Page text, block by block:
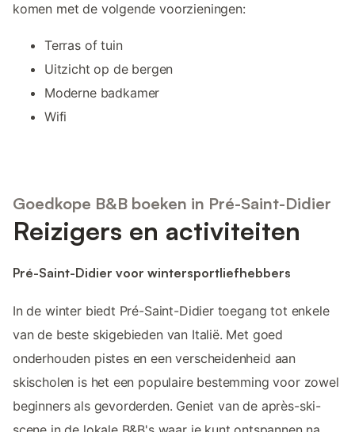
komen met de volgende voorzieningen:
Terras of tuin
Uitzicht op de bergen
Moderne badkamer
Wifi
Goedkope B&B boeken in Pré-Saint-Didier
Reizigers en activiteiten
Pré-Saint-Didier voor wintersportliefhebbers
In de winter biedt Pré-Saint-Didier toegang tot enkele
van de beste skigebieden van Italië. Met goed
onderhouden pistes en een verscheidenheid aan
skischolen is het een populaire bestemming voor zowel
beginners als gevorderden. Geniet van de après-ski-